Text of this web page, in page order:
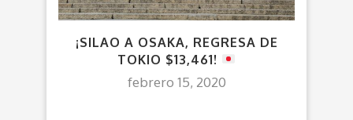
¡SILAO A OSAKA, REGRESA DE
TOKIO $13,461!
febrero 15, 2020